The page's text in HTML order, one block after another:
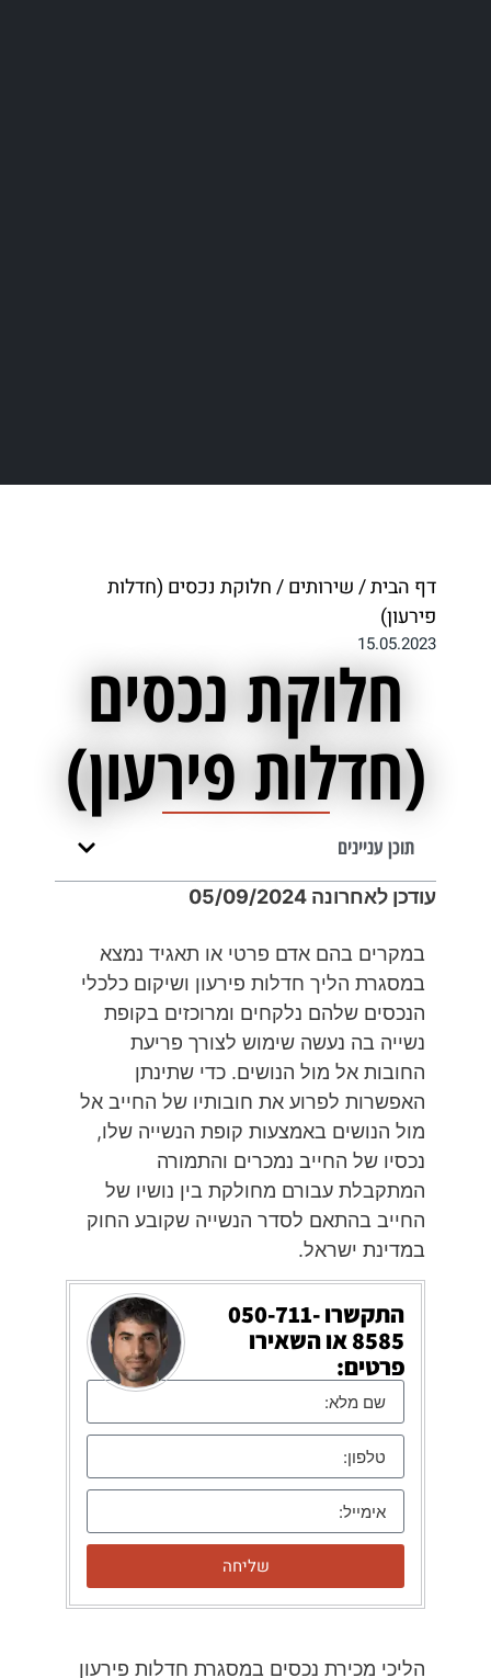
דף הבית/שירותים/חלוקת נכסים (חדלות
פירעון)
15.05.2023
חלוקת נכסים
(חדלות פירעון)
תוכן עניינים
עודכן לאחרונה 05/09/2024
במקרים בהם אדם פרטי או תאגיד נמצא
במסגרת הליך חדלות פירעון ושיקום כלכלי
הנכסים שלהם נלקחים ומרוכזים בקופת
נשייה בה נעשה שימוש לצורך פריעת
החובות אל מול הנושים. כדי שתינתן
האפשרות לפרוע את חובותיו של החייב אל
מול הנושים באמצעות קופת הנשייה שלו,
נכסיו של החייב נמכרים והתמורה
המתקבלת עבורם מחולקת בין נושיו של
החייב בהתאם לסדר הנשייה שקובע החוק
במדינת ישראל.
התקשרו050-711-
8585או השאירו
פרטים:
שליחה
הליכי מכירת נכסים במסגרת חדלות פירעון